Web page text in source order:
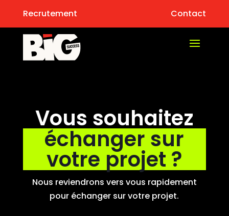
Recrutement Contact
Vous souhaitez
échanger sur
votre projet ?
Nous reviendrons vers vous rapidement
pour échanger sur votre projet.